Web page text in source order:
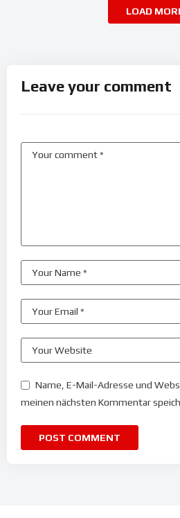
LOAD
Leave your comment
Name, E-Mail-Adresse und
meinen nächsten Kommentar